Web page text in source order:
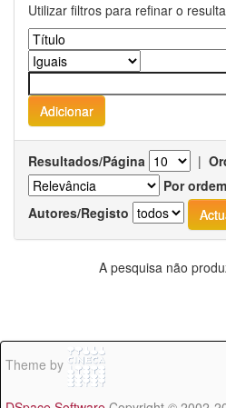
Utilizar filtros para refinar o
Resultados/Página |
Por ordem
Autores/Registo
A pesquisa não
Theme by